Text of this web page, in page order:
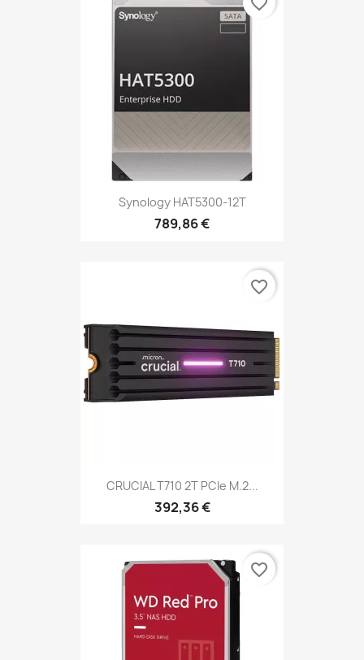
Synology HAT5300-12T
789,86 €
CRUCIAL T710 2T PCIe M.2...
392,36 €
favorite_border
favorite_border